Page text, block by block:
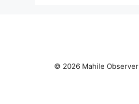
© 2026 Mahile Observer